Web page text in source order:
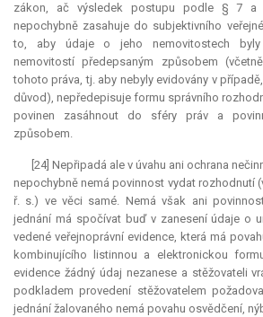
zákon, ač výsledek postupu podle § 7 a
nepochybně zasahuje do subjektivního
to, aby údaje o jeho nemovitostech byly
nemovitostí předepsaným způsobem
tohoto práva, tj. aby nebyly evidovány v
důvod), nepředepisuje formu správního
povinen zasáhnout do sféry práv a
způsobem.
[24] Nepřipadá ale v úvahu ani ochrana
nepochybně nemá povinnost vydat rozhodnutí
ř. s.) ve věci samé. Nemá však ani
jednání má spočívat buď v zanesení údaje o
vedené veřejnoprávní evidence, která má
kombinujícího listinnou a elektronickou
evidence žádný údaj nezanese a stěžovateli
podkladem provedení stěžovatelem
jednání žalovaného nemá povahu osvědčení,